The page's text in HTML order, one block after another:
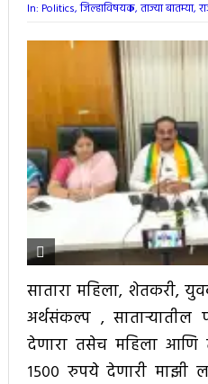
In: Politics,जिल्हाविषयक, ताज्या बातम्या,
सातारा महिला, शेतकरी,
अर्थसंकल्प , साताऱ्यातील
देणारा तसेच महिला आणि
१५०० रुपये देणारी माझी